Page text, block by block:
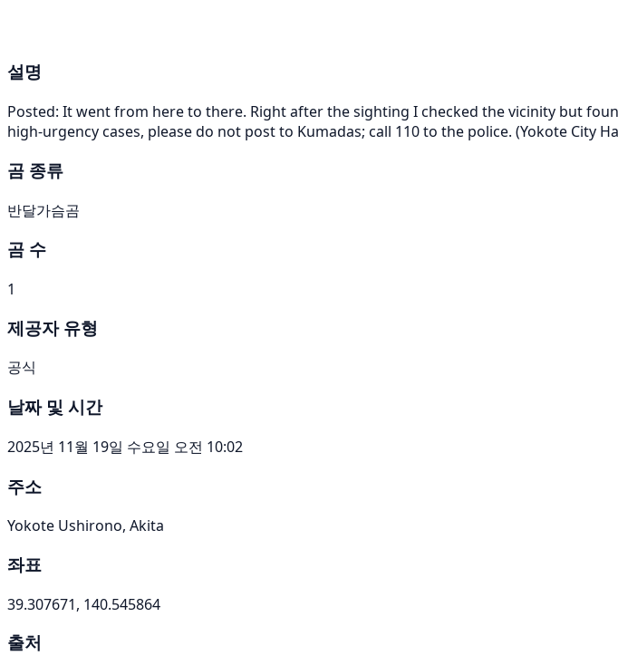
설명
Posted: It went from here to there. Right after the sighting I checked the vicinity but
high-urgency cases, please do not post to Kumadas; call 110 to the police. (Yokote City
곰 종류
반달가슴곰
곰 수
1
제공자 유형
공식
날짜 및 시간
2025년 11월 19일 수요일 오전 10:02
주소
Yokote Ushirono, Akita
좌표
39.307671, 140.545864
출처